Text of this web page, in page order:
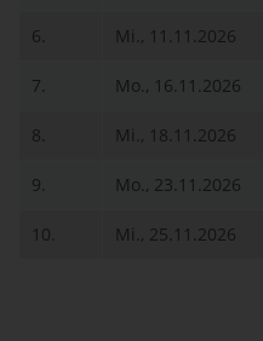
6. Mi., 11.11.2026
7. Mo., 16.11.2026
8. Mi., 18.11.2026
9. Mo., 23.11.2026
10. Mi., 25.11.2026